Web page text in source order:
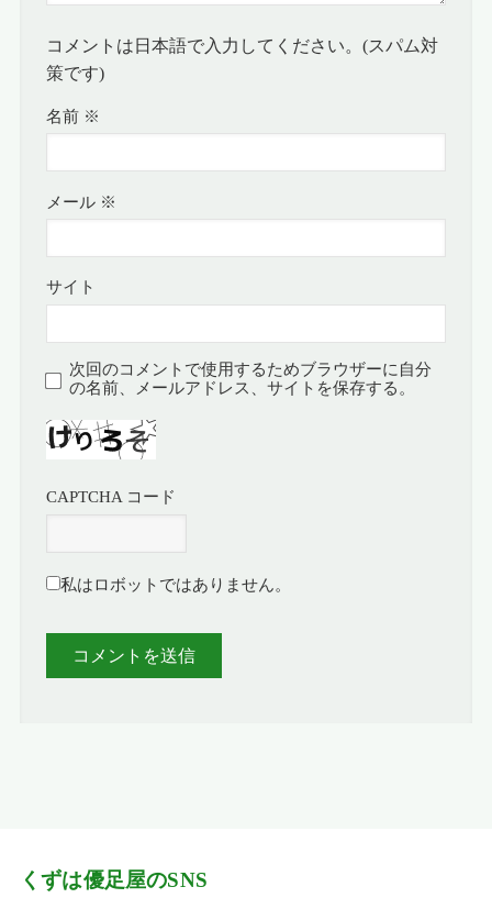
コメントは日本語で入力してください。(スパム対
策です)
名前 ※
メール ※
サイト
次回のコメントで使用するためブラウザーに自分
の名前、メールアドレス、サイトを保存する。
CAPTCHA コード
私はロボットではありません。
くずは優足屋のSNS